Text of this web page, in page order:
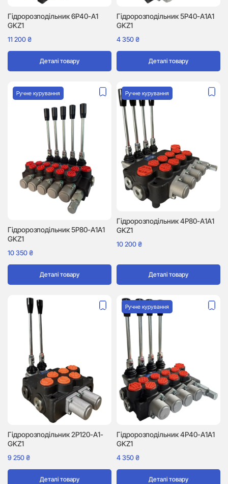
Гідророзподільник 6P40-A1
GKZ1
11 200₴
Деталі товару
Гідророзподільник 5P40-A1A1
GKZ1
4 350₴
Деталі товару
Гідророзподільник 5P80-A1A1
GKZ1
10 350₴
Деталі товару
Ручне курування
Гідророзподільник 4P80-A1A1
GKZ1
10 200₴
Деталі товару
Ручне курування
Гідророзподільник 2P120-A1-
GKZ1
9 250₴
Деталі товару
Гідророзподільник 4P40-A1A1
GKZ1
4 350₴
Деталі товару
Ручне курування